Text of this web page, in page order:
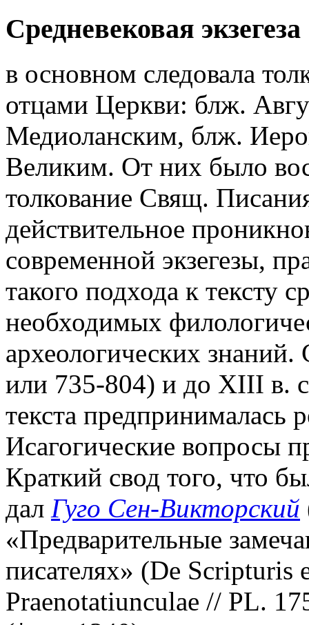
Средневековая экзегеза
в основном следовала
отцами Церкви: блж.
Медиоланским, блж.
Великим. От них было
толкование Свящ.
действительное
современной экзегезы,
такого подхода к тексту
необходимых
археологических
или 735-804) и до XIII в. с
текста предпринималась
Исагогические вопросы
Краткий свод того, что
дал Гуго Сен-Викторский
«Предварительные
писателях» (De Scripturis
Praenotatiunculae // PL.